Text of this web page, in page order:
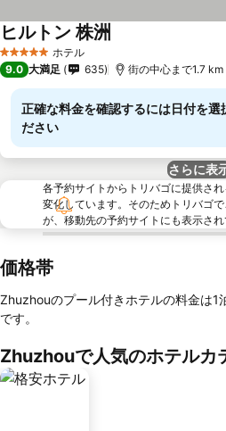
5 ホテルのランク
ホテル
ヒルトン 株洲
9.0 大満足 635 街の中心まで1.7 km
正確な料金を確認するには日付を選
ださい
さらに表
各予約サイトからトリバゴに提供さ
変化しています。そのためトリバゴ
が、移動先の予約サイトにも表示され
価格帯
Zhuzhouのプール付きホテルの料金は1
です。
Zhuzhouで人気のホテルカ